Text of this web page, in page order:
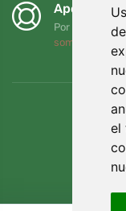
el
Apoyamos
Por cada
somos